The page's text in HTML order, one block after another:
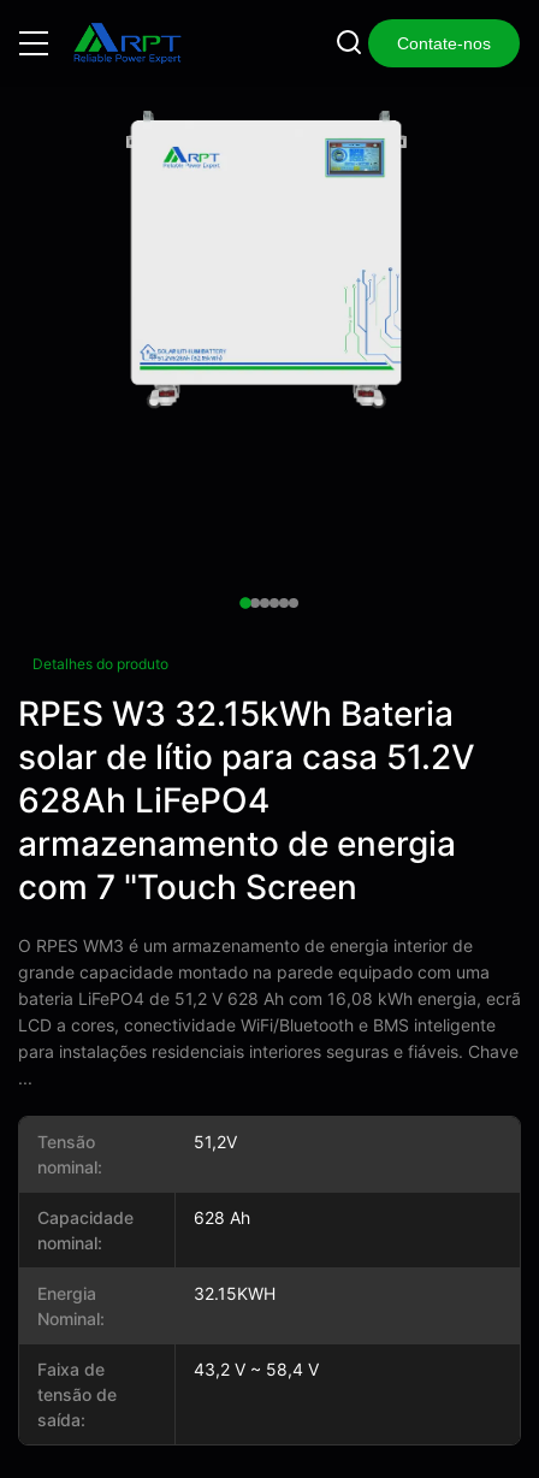
Contate-nos
Detalhes do produto
RPES W3 32.15kWh Bateria
solar de lítio para casa 51.2V
628Ah LiFePO4
armazenamento de energia
com 7 "Touch Screen
O RPES WM3 é um armazenamento de energia interior de
grande capacidade montado na parede equipado com uma
bateria LiFePO4 de 51,2 V 628 Ah com 16,08 kWh energia, ecrã
LCD a cores, conectividade WiFi/Bluetooth e BMS inteligente
para instalações residenciais interiores seguras e fiáveis. Chave
...
Tensão
nominal:
51,2V
Capacidade
nominal:
628 Ah
Energia
Nominal:
32.15KWH
Faixa de
tensão de
saída:
43,2 V ~ 58,4 V